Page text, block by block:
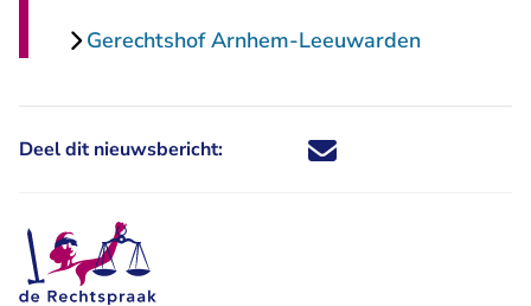
Gerechtshof Arnhem-Leeuwarden
Deel dit nieuwsbericht: Deel dit nieuwsbericht via X -
Deel dit nieuwsbericht via
Deel dit nieuwsbericht
Deel dit